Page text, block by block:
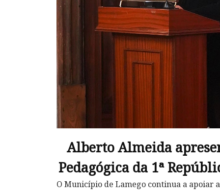
Alberto Almeida
Pedagógica da 1ª
O Município de Lamego continua a apoiar